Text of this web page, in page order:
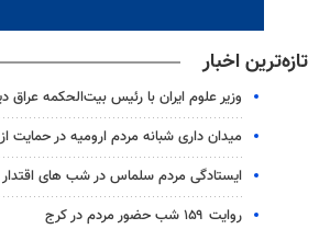
تازه‌ترین اخبار
وزیر علوم ایران با رئیس بیت‌الحکمه عراق
میدان داری شبانه مردم ارومیه در حمایت
ایستادگی مردم سلماس در شب های اقتدار ملی به
روایت ۱۵۹ شب حضور مردم در کرج